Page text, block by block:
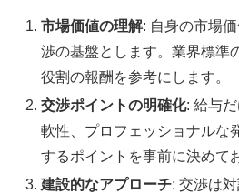
市場価値の理解: 自身の市場
渉の基盤とします。業界標準
役割の報酬を参考にします。
交渉ポイントの明確化: 給与
軟性、プロフェッショナルな
するポイントを事前に決めて
建設的なアプローチ: 交渉は